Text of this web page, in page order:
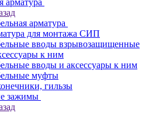
арматура
арматура
для монтажа СИП
вводы взрывозащищенные
к ним
вводы и аксессуары к ним
муфты
гильзы
зажимы